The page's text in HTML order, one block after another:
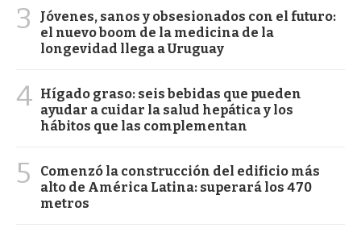
3
Jóvenes, sanos y obsesionados con el futuro:
el nuevo boom de la medicina de la
longevidad llega a Uruguay
4 Hígado graso: seis bebidas que pueden
ayudar a cuidar la salud hepática y los
hábitos que las complementan
5
Comenzó la construcción del edificio más
alto de América Latina: superará los 470
metros